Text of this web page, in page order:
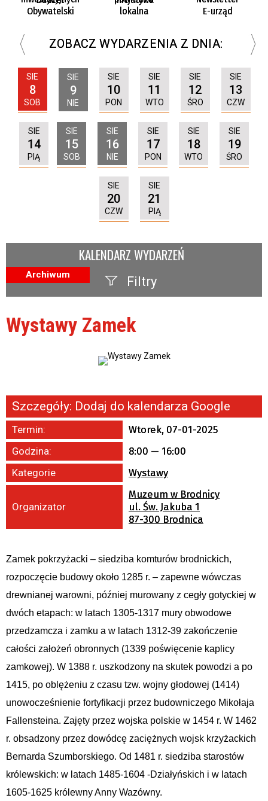
Obywatelski
lokalna
E-urząd
ZOBACZ WYDARZENIA Z DNIA:
SIE
8
SOB
SIE
9
NIE
SIE
10
PON
SIE
11
WTO
SIE
12
ŚRO
SIE
13
CZW
SIE
14
PIĄ
SIE
15
SOB
SIE
16
NIE
SIE
17
PON
SIE
18
WTO
SIE
19
ŚRO
SIE
20
CZW
SIE
21
PIĄ
KALENDARZ WYDARZEŃ
Filtry
Miejsce
Organizator
Promowane
Wystawy Zamek
Archiwum
Szczegóły: Dodaj do kalendarza Google
Termin:
Wtorek, 07-01-2025
Godzina:
8:00 — 16:00
Kategorie
Wystawy
Organizator
Muzeum w Brodnicy
ul. Św. Jakuba 1
87-300 Brodnica
Zamek pokrzyżacki – siedziba komturów brodnickich,
rozpoczęcie budowy około 1285 r. – zapewne wówczas
drewnianej warowni, później murowany z cegły gotyckiej w
dwóch etapach: w latach 1305-1317 mury obwodowe
przedzamcza i zamku a w latach 1312-39 zakończenie
całości założeń obronnych (1339 poświęcenie kaplicy
zamkowej). W 1388 r. uszkodzony na skutek powodzi a po
1415, po oblężeniu z czasu tzw. wojny głodowej (1414)
unowocześnienie fortyfikacji przez budowniczego Mikołaja
Fallensteina. Zajęty przez wojska polskie w 1454 r. W 1462
r. obsadzony przez dowódcę zaciężnych wojsk krzyżackich
Bernarda Szumborskiego. Od 1481 r. siedziba starostów
królewskich: w latach 1485-1604 -Działyńskich i w latach
1605-1625 królewny Anny Wazówny.